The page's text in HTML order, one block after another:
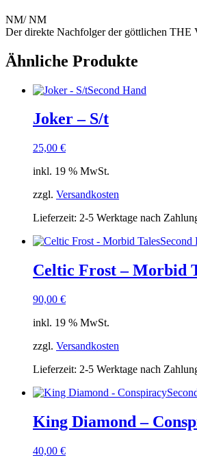
NM/ NM
Der direkte Nachfolger der göttlichen
Ähnliche Produkte
Second Hand
Joker – S/t
25,00 €
inkl. 19 % MwSt.
zzgl. Versandkosten
Lieferzeit: 2-5 Werktage nach
Second
Celtic Frost – Morbid
90,00 €
inkl. 19 % MwSt.
zzgl. Versandkosten
Lieferzeit: 2-5 Werktage nach
King Diamond –
40,00 €